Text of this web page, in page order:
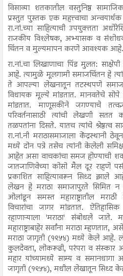
विसाव्या शतकातील वस्तुनिष्ठ
प्रस्तुत पुस्तक एक महत्त्वाचा
रा.नां.च्या साहित्याची उपयुक्तता
राजकीय विश्लेषक, अभ्यासक व संशोधक
चिंतन व मुल्यमापन करणे आवश्यक आहे.
रा.नां.चा लिखाणाचा पिंड मुलत:
आहे. त्यामुळे मूलगामी समाजचिंतन हे
ते आपल्या लेखनातून तटस्थपणे
विधायक मूल्ये मांडतात. मानवतेचे
मांडतात. माणूसकीने जगण्याचे
परिवर्तनासाठी त्यांची लेखणी सतत
तळपतांना दिसते. यातच त्यांचे श्रेष्ठत्व
रा.नां.नी मराठासमाजाला केंद्रस्थानी
मध्ये दोन पत्रे तसेच त्यांनी केलेली
आहेत असा वाचकांचा समज होण्याची
जातजाणिवेच्या कोसो मैल दूर राहणे
प्रकाशित साहित्यावरून सिध्द झाले
लेखन हे मराठा समाजापुरते सिमित न
ओलांडून समस्त महाराष्ट्रातील
विचारांचा जागर मांडतात. ऐतिहासिक
रहाणाऱ्याला 'मराठा' संबोधले जाते.
महाराष्ट्राबाहेर सर्वांना मराठा म्हणतात,
मराठा जागृती (१९५४) मध्ये केले आहे.
कुलदेवता, लोकरूढी, परंपरा व
महार यांच्यामध्ये साम्य व समानधागा
जागृती (१९५४), मधील लेखातून सिध्द